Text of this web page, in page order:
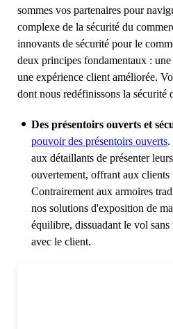
sommes vos partenaires pour
complexe de la sécurité du
innovants de sécurité pour le
deux principes fondamentaux :
une expérience client améliorée.
dont nous redéfinissons la sécurité
Des présentoirs ouverts et
pouvoir des présentoirs ouverts.
aux détaillants de présenter
ouvertement, offrant aux clients
Contrairement aux armoires
nos solutions d'exposition de
équilibre, dissuadant le vol
avec le client.